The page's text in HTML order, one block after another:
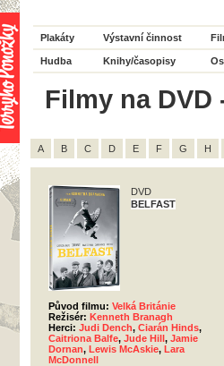
Plakáty Výstavní činnost
Hudba Knihy/časopisy
Filmy na
A B C D E F G H
DVD
BELFAST
Původ filmu: Velká Británie
Režisér: Kenneth Branagh
Herci: Judi Dench, Ciarán Hinds,
Caitriona Balfe, Jude Hill, Jamie
Dornan, Lewis McAskie, Lara
McDonnell